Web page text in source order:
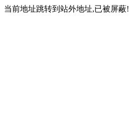
当前地址跳转到站外地址,已被屏蔽!